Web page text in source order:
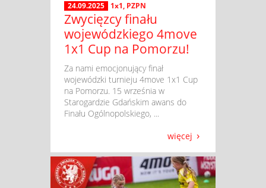
24.09.2025 1x1, PZPN
Zwycięzcy finału
wojewódzkiego 4move
1x1 Cup na Pomorzu!
​ Za nami emocjonujący finał
wojewódzki turnieju 4move 1x1 Cup
na Pomorzu. 15 września w
Starogardzie Gdańskim awans do
Finału Ogólnopolskiego, ...
więcej